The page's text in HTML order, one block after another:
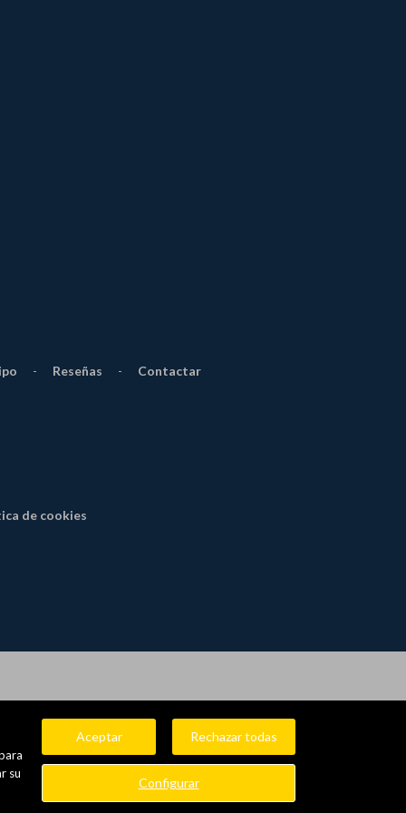
su
Aceptar Rechazar todas
Configurar
- Reseñas - Contactar
de cookies